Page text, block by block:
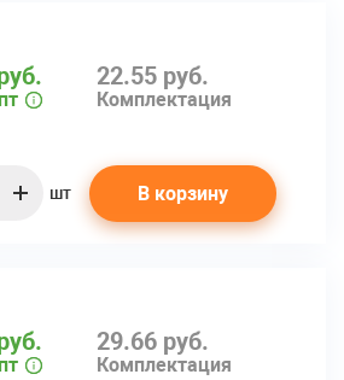
22.55 руб.
Комплектация
шт В корзину
29.66 руб.
Комплектация